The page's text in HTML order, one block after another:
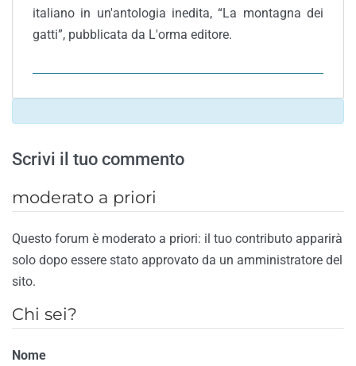
italiano in un'antologia inedita, “La montagna dei
gatti”, pubblicata da L'orma editore.
Scrivi il tuo commento
moderato a priori
Questo forum è moderato a priori: il tuo contributo apparirà
solo dopo essere stato approvato da un amministratore del
sito.
Chi sei?
Nome